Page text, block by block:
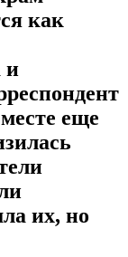
как
и
еще
их, но